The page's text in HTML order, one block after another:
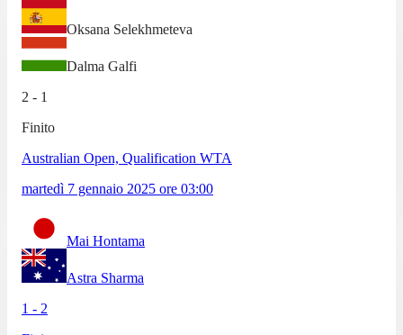
Oksana Selekhmeteva
Dalma Galfi
2 - 1
Finito
Australian Open, Qualification WTA
martedì 7 gennaio 2025 ore 03:00
Mai Hontama
Astra Sharma
1 - 2